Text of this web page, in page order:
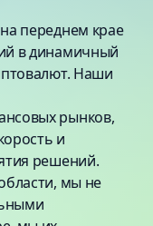
переднем крае
в динамичный
Наши
рынков,
и
решений.
мы не